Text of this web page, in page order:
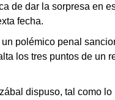
de dar la sorpresa en
fecha.
polémico penal
los tres puntos de un
dispuso, tal como